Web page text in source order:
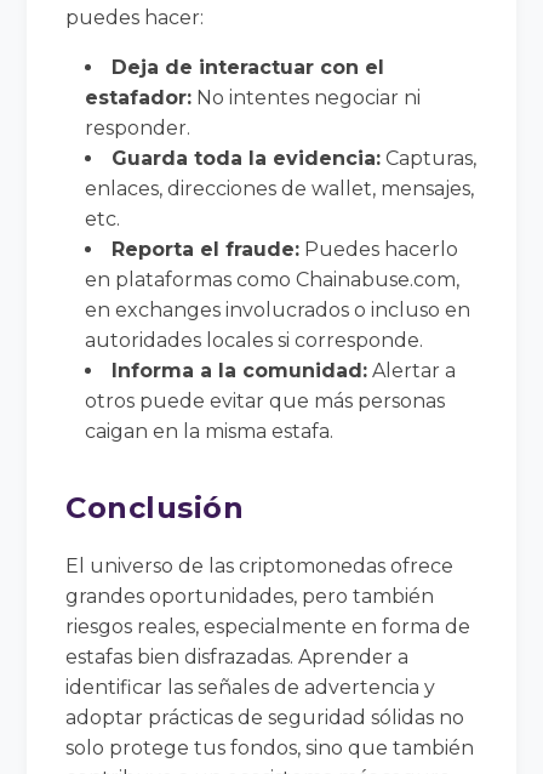
puedes hacer:
Deja de interactuar con el
estafador: No intentes negociar ni
responder.
Guarda toda la evidencia: Capturas,
enlaces, direcciones de wallet, mensajes,
etc.
Reporta el fraude: Puedes hacerlo
en plataformas como Chainabuse.com,
en exchanges involucrados o incluso en
autoridades locales si corresponde.
Informa a la comunidad: Alertar a
otros puede evitar que más personas
caigan en la misma estafa.
Conclusión
El universo de las criptomonedas ofrece
grandes oportunidades, pero también
riesgos reales, especialmente en forma de
estafas bien disfrazadas. Aprender a
identificar las señales de advertencia y
adoptar prácticas de seguridad sólidas no
solo protege tus fondos, sino que también